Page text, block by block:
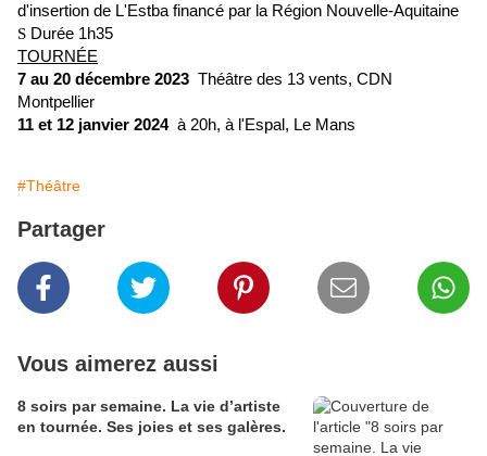
d'insertion de L'Estba financé par la Région Nouvelle-Aquitaine
S Durée 1h35
TOURNÉE
7 au 20 décembre 2023 Théâtre des 13 vents, CDN
Montpellier
11 et 12 janvier 2024 à 20h, à l'Espal, Le Mans
#Théâtre
Partager
Vous aimerez aussi
8 soirs par semaine. La vie d’artiste
en tournée. Ses joies et ses galères.